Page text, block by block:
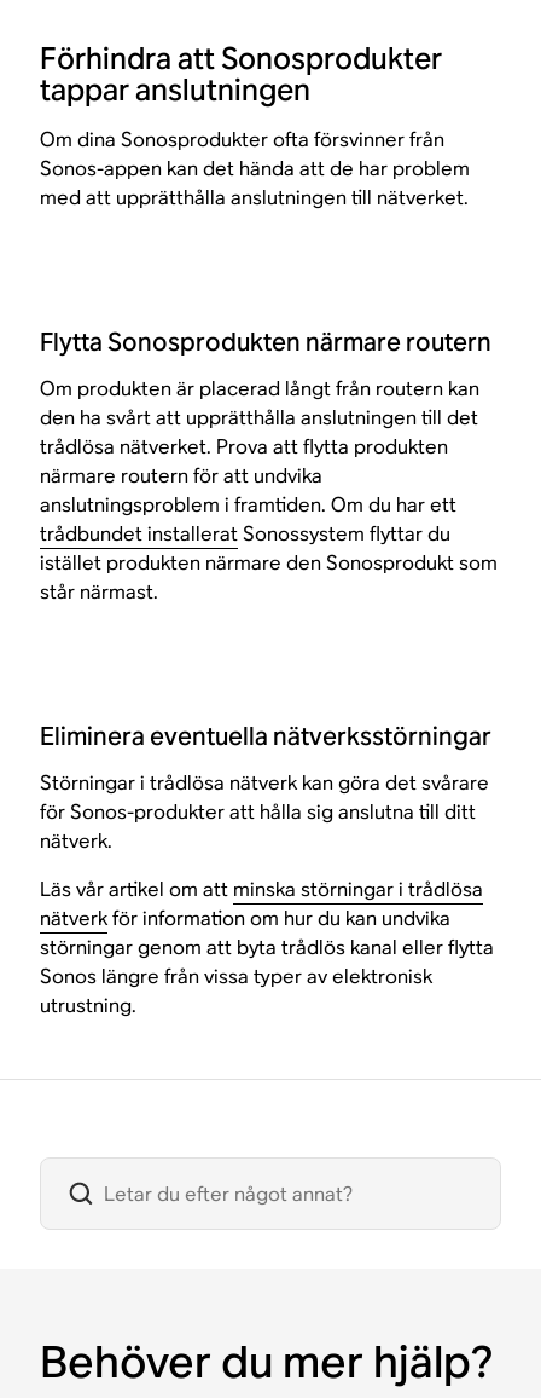
Förhindra att Sonosprodukter
tappar anslutningen
Om dina Sonosprodukter ofta försvinner från
Sonos-appen kan det hända att de har problem
med att upprätthålla anslutningen till nätverket.
Flytta Sonosprodukten närmare routern
Om produkten är placerad långt från routern kan
den ha svårt att upprätthålla anslutningen till det
trådlösa nätverket. Prova att flytta produkten
närmare routern för att undvika
anslutningsproblem i framtiden. Om du har ett
trådbundet installeratSonossystem flyttar du
istället produkten närmare den Sonosprodukt som
står närmast.
Eliminera eventuella nätverksstörningar
Störningar i trådlösa nätverk kan göra det svårare
för Sonos-produkter att hålla sig anslutna till ditt
nätverk.
Läs vår artikel om att minska störningar i trådlösa
nätverkför information om hur du kan undvika
störningar genom att byta trådlös kanal eller flytta
Sonos längre från vissa typer av elektronisk
utrustning.
Behöver du mer hjälp?